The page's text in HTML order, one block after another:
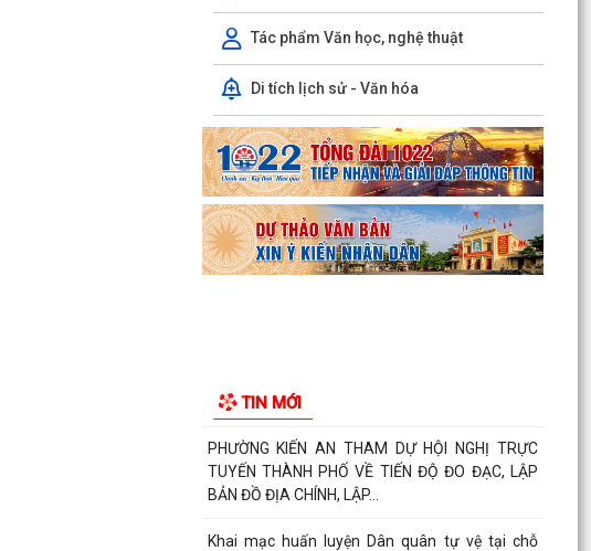
Tác phẩm Văn học, nghệ thuật
Di tích lịch sử - Văn hóa
TIN MỚI
v/v công khai số điện thoại đường dây nóng tiếp
nhận...
Lớp bồi dưỡng kiến thức An ninh phi truyền
thống và Quản trị an ninh phi truyền thống năm
2026
Công văn số 3357/UBND-KT ngày 28/7/2026
của UBND phường v/v phối hợp thông tin
chương trình khảo...
Kế hoạch số 265/KH-UBND ngày 3/8/2026 của
Khê (giáp...
PHƯỜNG KIẾN AN THAM DỰ HỘI NGHỊ TRỰC
TUYẾN THÀNH PHỐ VỀ TIẾN ĐỘ ĐO ĐẠC, LẬP
BẢN ĐỒ ĐỊA CHÍNH, LẬP...
Khai mạc huấn luyện Dân quân tự vệ tại chỗ